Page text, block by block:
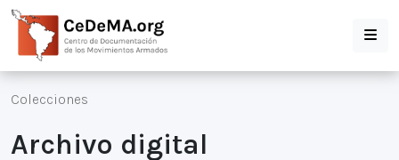
Colecciones
Archivo digital